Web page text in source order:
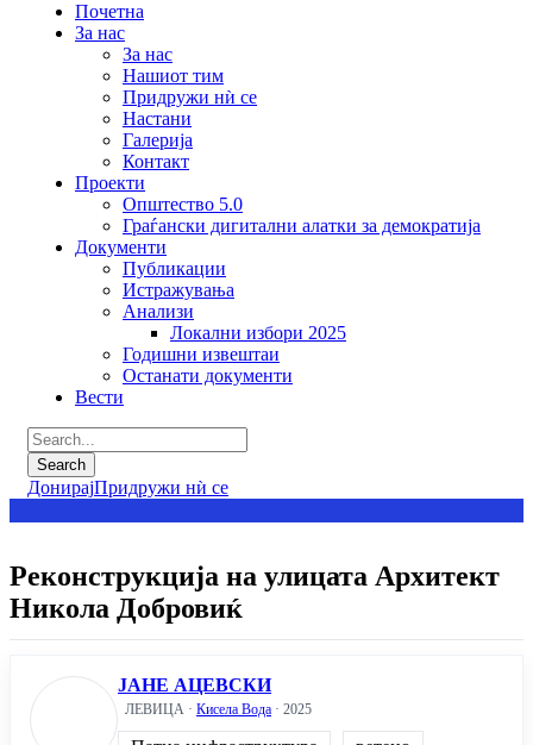
Почетна
За нас
За нас
Нашиот тим
Придружи нѝ се
Настани
Галерија
Контакт
Проекти
Општество 5.0
Граѓански дигитални алатки за демократија
Документи
Публикации
Истражувања
Анализи
Локални избори 2025
Годишни извештаи
Останати документи
Вести
ДонирајПридружи нѝ се
Реконструкција на улицата Архитект
Никола Добровиќ
ЈАНЕ АЦЕВСКИ
ЛЕВИЦА · Кисела Вода · 2025